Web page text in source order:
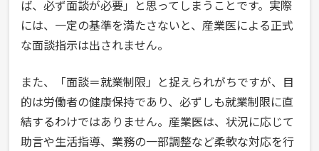
ば、必ず面談が必要」と思ってしまうことです。実際
には、一定の基準を満たさないと、産業医による正式
な面談指示は出されません。
また、「面談＝就業制限」と捉えられがちですが、目
的は労働者の健康保持であり、必ずしも就業制限に直
結するわけではありません。産業医は、状況に応じて
助言や生活指導、業務の一部調整など柔軟な対応を行